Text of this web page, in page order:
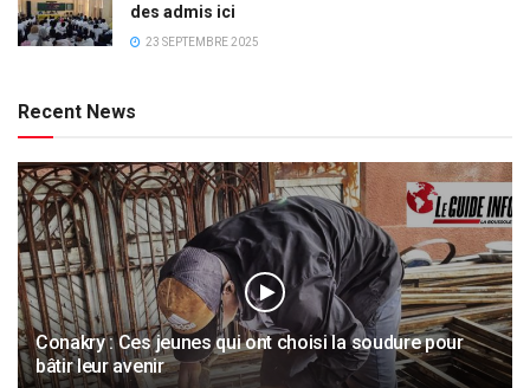
des admis ici
23 SEPTEMBRE 2025
Recent News
Conakry : Ces jeunes qui ont choisi la soudure pour
bâtir leur avenir